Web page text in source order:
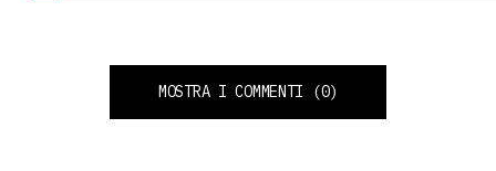
MOSTRA I COMMENTI (0)